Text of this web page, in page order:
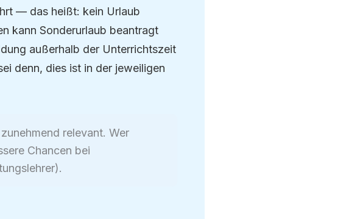
— das heißt: kein Urlaub
kann Sonderurlaub beantragt
außerhalb der Unterrichtszeit
denn, dies ist in der jeweiligen
relevant. Wer
Chancen bei